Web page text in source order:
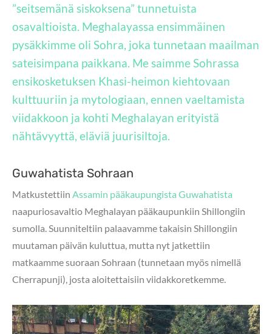
”seitsemänä siskoksena” tunnetuista
osavaltioista. Meghalayassa ensimmäinen
pysäkkimme oli Sohra, joka tunnetaan maailman
sateisimpana paikkana. Me saimme Sohrassa
ensikosketuksen Khasi-heimon kiehtovaan
kulttuuriin ja mytologiaan, ennen vaeltamista
viidakkoon ja kohti Meghalayan erityistä
nähtävyyttä, eläviä juurisiltoja.
Guwahatista Sohraan
Matkustettiin Assamin pääkaupungista Guwahatista
naapuriosavaltio Meghalayan pääkaupunkiin Shillongiin
sumolla. Suunniteltiin palaavamme takaisin Shillongiin
muutaman päivän kuluttua, mutta nyt jatkettiin
matkaamme suoraan Sohraan (tunnetaan myös nimellä
Cherrapunji), josta aloitettaisiin viidakkoretkemme.